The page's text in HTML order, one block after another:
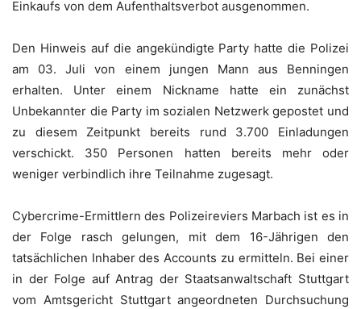
Einkaufs von dem Aufenthaltsverbot ausgenommen.
Den Hinweis auf die angekündigte Party hatte die Polizei
am 03. Juli von einem jungen Mann aus Benningen
erhalten. Unter einem Nickname hatte ein zunächst
Unbekannter die Party im sozialen Netzwerk gepostet und
zu diesem Zeitpunkt bereits rund 3.700 Einladungen
verschickt. 350 Personen hatten bereits mehr oder
weniger verbindlich ihre Teilnahme zugesagt.
Cybercrime-Ermittlern des Polizeireviers Marbach ist es in
der Folge rasch gelungen, mit dem 16-Jährigen den
tatsächlichen Inhaber des Accounts zu ermitteln. Bei einer
in der Folge auf Antrag der Staatsanwaltschaft Stuttgart
vom Amtsgericht Stuttgart angeordneten Durchsuchung